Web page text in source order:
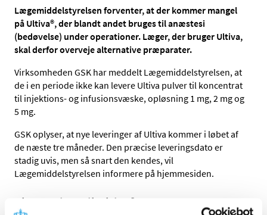
Lægemiddelstyrelsen forventer, at der kommer mangel
på Ultiva®, der blandt andet bruges til anæstesi
(bedøvelse) under operationer. Læger, der bruger Ultiva,
skal derfor overveje alternative præparater.
Virksomheden GSK har meddelt Lægemiddelstyrelsen, at
de i en periode ikke kan levere Ultiva pulver til koncentrat
til injektions- og infusionsvæske, opløsning 1 mg, 2 mg og
5 mg.
GSK oplyser, at nye leveringer af Ultiva kommer i løbet af
de næste tre måneder. Den præcise leveringsdato er
stadig uvis, men så snart den kendes, vil
Lægemiddelstyrelsen informere på hjemmesiden.
Alternativer til Ultiva®